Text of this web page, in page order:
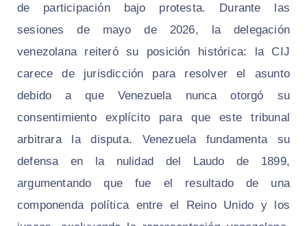
de participación bajo protesta. Durante las
sesiones de mayo de 2026, la delegación
venezolana reiteró su posición histórica: la CIJ
carece de jurisdicción para resolver el asunto
debido a que Venezuela nunca otorgó su
consentimiento explícito para que este tribunal
arbitrara la disputa. Venezuela fundamenta su
defensa en la nulidad del Laudo de 1899,
argumentando que fue el resultado de una
componenda política entre el Reino Unido y los